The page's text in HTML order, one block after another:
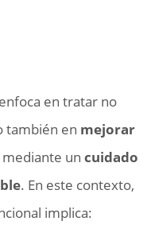
en tratar no
también en mejorar
mediante un cuidado
. En este contexto,
implica: